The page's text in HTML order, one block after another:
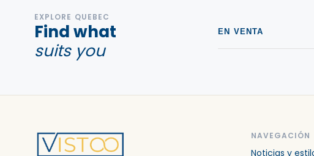
EXPLORE QUEBEC
Find what
suits you
EN VENTA
NAVEGACIÓN
Noticias y